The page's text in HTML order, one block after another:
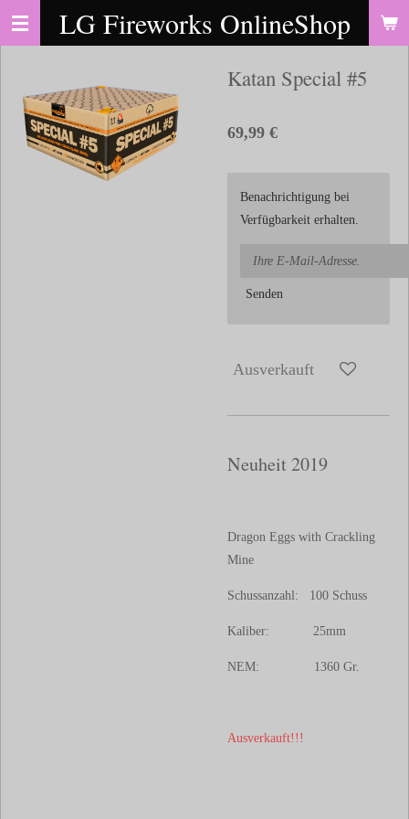
Zum
LG Fireworks OnlineShop
Katan Special #5
69,99 €
Benachrichtigung bei
Verfügbarkeit erhalten.
Senden
Ausverkauft
Neuheit 2019
Dragon Eggs with Crackling
Mine
Schussanzahl: 100 Schuss
Kaliber: 25mm
NEM: 1360 Gr.
Ausverkauft!!!